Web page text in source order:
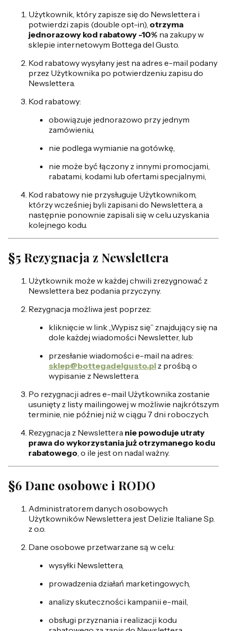
Użytkownik, który zapisze się do Newslettera i
potwierdzi zapis (double opt-in), otrzyma
jednorazowy kod rabatowy -10% na zakupy w
sklepie internetowym Bottega del Gusto.
Kod rabatowy wysyłany jest na adres e-mail podany
przez Użytkownika po potwierdzeniu zapisu do
Newslettera.
Kod rabatowy:
obowiązuje jednorazowo przy jednym
zamówieniu,
nie podlega wymianie na gotówkę,
nie może być łączony z innymi promocjami,
rabatami, kodami lub ofertami specjalnymi,
Kod rabatowy nie przysługuje Użytkownikom,
którzy wcześniej byli zapisani do Newslettera, a
następnie ponownie zapisali się w celu uzyskania
kolejnego kodu.
§5 Rezygnacja z Newslettera
Użytkownik może w każdej chwili zrezygnować z
Newslettera bez podania przyczyny.
Rezygnacja możliwa jest poprzez:
kliknięcie w link „Wypisz się” znajdujący się na
dole każdej wiadomości Newsletter, lub
przesłanie wiadomości e-mail na adres:
sklep@bottegadelgusto.pl z prośbą o
wypisanie z Newslettera.
Po rezygnacji adres e-mail Użytkownika zostanie
usunięty z listy mailingowej w możliwie najkrótszym
terminie, nie później niż w ciągu 7 dni roboczych.
Rezygnacja z Newslettera nie powoduje utraty
prawa do wykorzystania już otrzymanego kodu
rabatowego , o ile jest on nadal ważny.
§6 Dane osobowe i RODO
Administratorem danych osobowych
Użytkowników Newslettera jest Delizie Italiane Sp.
z o.o.
Dane osobowe przetwarzane są w celu:
wysyłki Newslettera,
prowadzenia działań marketingowych,
analizy skuteczności kampanii e-mail,
obsługi przyznania i realizacji kodu